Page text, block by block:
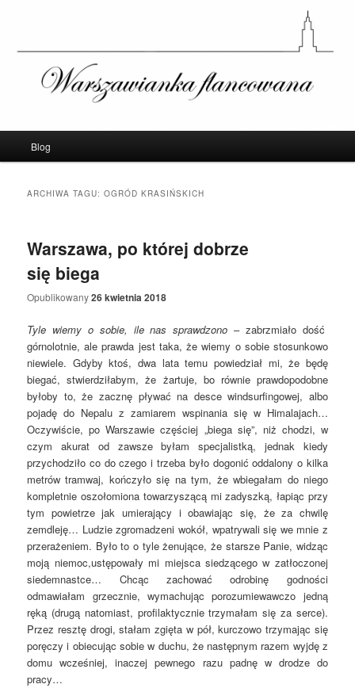
Warszawianka Flancowana – Blog o
Warszawie
główne
Przeskocz
Przeskocz
Blog
ARCHIWA TAGU:OGRÓD KRASIŃSKICH
Warszawa, po której dobrze
się biega
Opublikowany26 kwietnia 2018
Tyle wiemy o sobie, ile nas sprawdzono – zabrzmiało dość
górnolotnie, ale prawda jest taka, że wiemy o sobie stosunkowo
niewiele. Gdyby ktoś, dwa lata temu powiedział mi, że będę
biegać, stwierdziłabym, że żartuje, bo równie prawdopodobne
byłoby to, że zacznę pływać na desce windsurfingowej, albo
pojadę do Nepalu z zamiarem wspinania się w Himalajach…
Oczywiście, po Warszawie częściej „biega się”, niż chodzi, w
czym akurat od zawsze byłam specjalistką, jednak kiedy
przychodziło co do czego i trzeba było dogonić oddalony o kilka
metrów tramwaj, kończyło się na tym, że wbiegałam do niego
kompletnie oszołomiona towarzyszącą mi zadyszką, łapiąc przy
tym powietrze jak umierający i obawiając się, że za chwilę
zemdleję… Ludzie zgromadzeni wokół, wpatrywali się we mnie z
przerażeniem. Było to o tyle żenujące, że starsze Panie, widząc
moją niemoc,ustępowały mi miejsca siedzącego w zatłoczonej
siedemnastce… Chcąc zachować odrobinę godności
odmawiałam grzecznie, wymachując porozumiewawczo jedną
ręką (drugą natomiast, profilaktycznie trzymałam się za serce).
Przez resztę drogi, stałam zgięta w pół, kurczowo trzymając się
poręczy i obiecując sobie w duchu, że następnym razem wyjdę z
domu wcześniej, inaczej pewnego razu padnę w drodze do
pracy…